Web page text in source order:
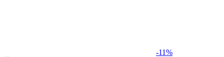
-11%